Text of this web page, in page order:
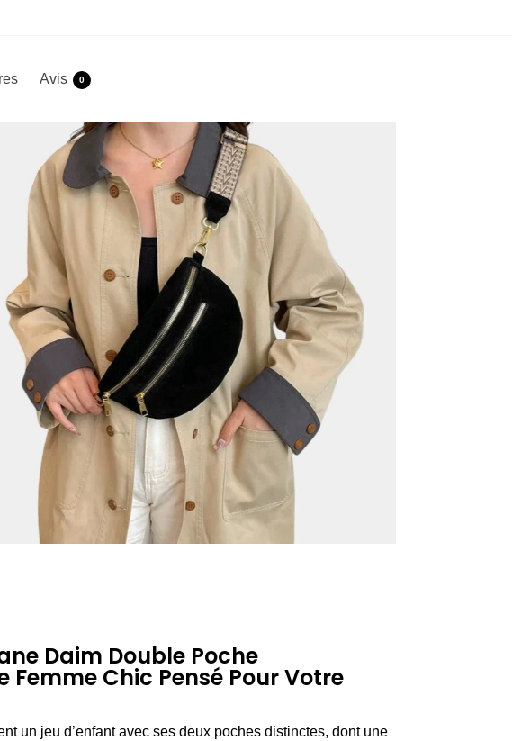
Avis 0
Daim Double Poche
Femme Chic Pensé Pour Votre
un jeu d’enfant avec ses deux poches distinctes, dont une